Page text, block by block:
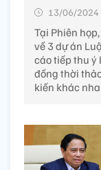
13/06/2024
Tại Phiên
về 3 dự án
cáo tiếp thu ý
đồng thời
kiến khác